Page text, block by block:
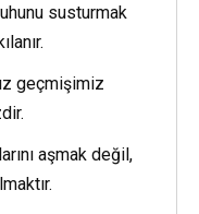
susturmak
geçmişimiz
aşmak değil,